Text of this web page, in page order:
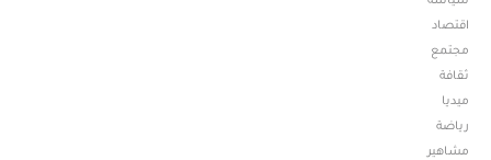
اقتصاد
مجتمع
ثقافة
ميديا
رياضة
مشاهير